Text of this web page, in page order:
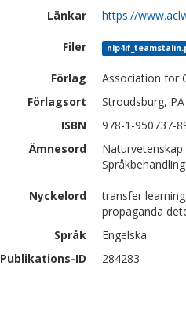
Länkar
https://
Filer
Förlag
Association for
Förlagsort
Stroudsburg, PA
ISBN
978-1-950737-
Ämnesord
Nyckelord
transfer
propaganda
Språk
Engelska
Publikations-ID
284283